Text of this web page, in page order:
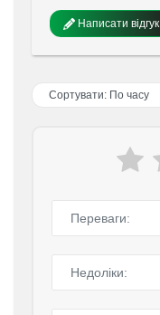
Написати відгук